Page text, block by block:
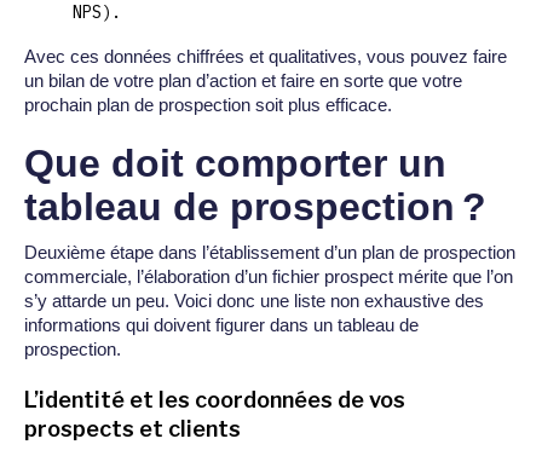
NPS).
Avec ces données chiffrées et qualitatives, vous pouvez faire
un bilan de votre plan d’action et faire en sorte que votre
prochain plan de prospection soit plus efficace.
Que doit comporter un
tableau de prospection ?
Deuxième étape dans l’établissement d’un plan de prospection
commerciale, l’élaboration d’un fichier prospect mérite que l’on
s’y attarde un peu. Voici donc une liste non exhaustive des
informations qui doivent figurer dans un tableau de
prospection.
L’identité et les coordonnées de vos
prospects et clients